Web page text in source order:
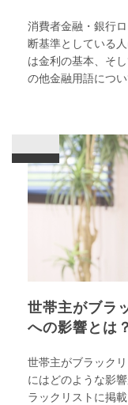
消費者金融・銀行
断基準としている
は金利の基本、そ
の他金融用語につ
世帯主がブラ
への影響とは？
世帯主がブラック
にはどのような影
ラックリストに掲